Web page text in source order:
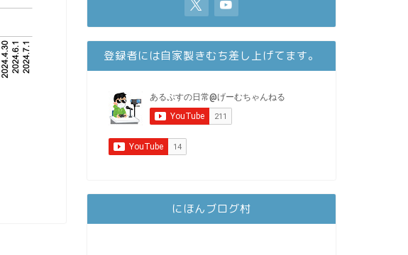
登録者には自家製きむち差し上げてます。
にほんブログ村